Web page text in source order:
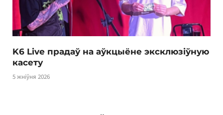
K6 Live прадаў на аўкцыёне эксклюзіўную
касету
5 жніўня 2026